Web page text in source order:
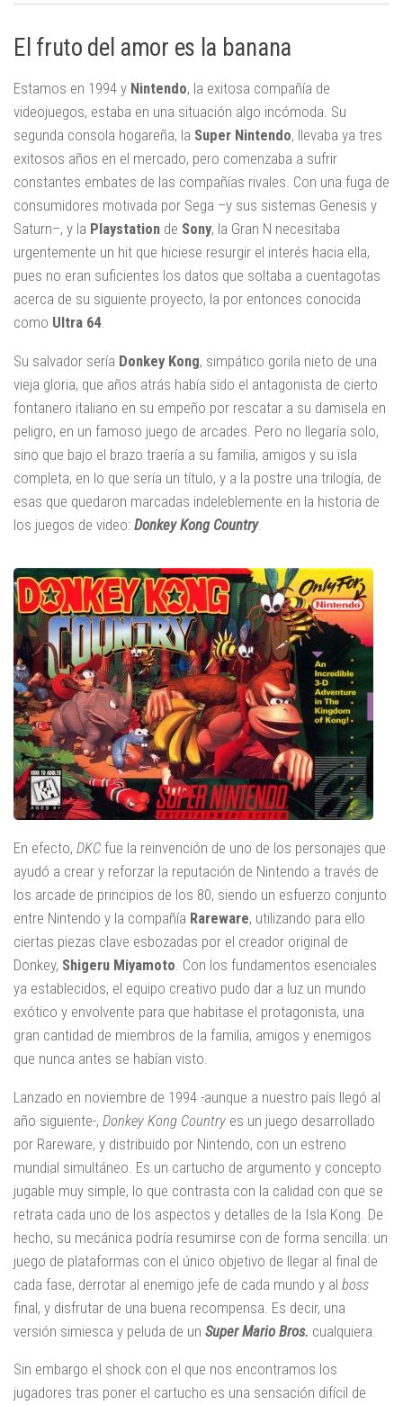
El fruto del amor es la banana
Estamos en 1994 y Nintendo, la exitosa compañía de
videojuegos, estaba en una situación algo incómoda. Su
segunda consola hogareña, la Super Nintendo, llevaba ya tres
exitosos años en el mercado, pero comenzaba a sufrir
constantes embates de las compañías rivales. Con una fuga de
consumidores motivada por Sega –y sus sistemas Genesis y
Saturn–, y la Playstation de Sony, la Gran N necesitaba
urgentemente un hit que hiciese resurgir el interés hacia ella,
pues no eran suficientes los datos que soltaba a cuentagotas
acerca de su siguiente proyecto, la por entonces conocida
como Ultra 64.
Su salvador sería Donkey Kong, simpático gorila nieto de una
vieja gloria, que años atrás había sido el antagonista de cierto
fontanero italiano en su empeño por rescatar a su damisela en
peligro, en un famoso juego de arcades. Pero no llegaría solo,
sino que bajo el brazo traería a su familia, amigos y su isla
completa, en lo que sería un título, y a la postre una trilogía, de
esas que quedaron marcadas indeleblemente en la historia de
los juegos de video: Donkey Kong Country.
En efecto, DKC fue la reinvención de uno de los personajes que
ayudó a crear y reforzar la reputación de Nintendo a través de
los arcade de principios de los 80, siendo un esfuerzo conjunto
entre Nintendo y la compañía Rareware, utilizando para ello
ciertas piezas clave esbozadas por el creador original de
Donkey, Shigeru Miyamoto . Con los fundamentos esenciales
ya establecidos, el equipo creativo pudo dar a luz un mundo
exótico y envolvente para que habitase el protagonista, una
gran cantidad de miembros de la familia, amigos y enemigos
que nunca antes se habían visto.
Lanzado en noviembre de 1994 -aunque a nuestro país llegó al
año siguiente-, Donkey Kong Country es un juego desarrollado
por Rareware, y distribuido por Nintendo, con un estreno
mundial simultáneo. Es un cartucho de argumento y concepto
jugable muy simple, lo que contrasta con la calidad con que se
retrata cada uno de los aspectos y detalles de la Isla Kong. De
hecho, su mecánica podría resumirse con de forma sencilla: un
juego de plataformas con el único objetivo de llegar al final de
cada fase, derrotar al enemigo jefe de cada mundo y al boss
final, y disfrutar de una buena recompensa. Es decir, una
versión simiesca y peluda de un Super Mario Bros. cualquiera.
Sin embargo el shock con el que nos encontramos los
jugadores tras poner el cartucho es una sensación difícil de